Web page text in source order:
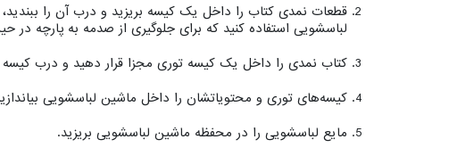
قطعات نمدی کتاب را داخل یک کیسه بریزید و درب آن را
لباسشویی استفاده کنید که برای جلوگیری از صدمه به پارچه
کتاب نمدی را داخل یک کیسه توری مجزا قرار دهید و درب کیسه
کیسه‌های توری و محتویاتشان را داخل ماشین لباسشویی
مایع لباسشویی را در محفظه ماشین لباسشویی بریزید.